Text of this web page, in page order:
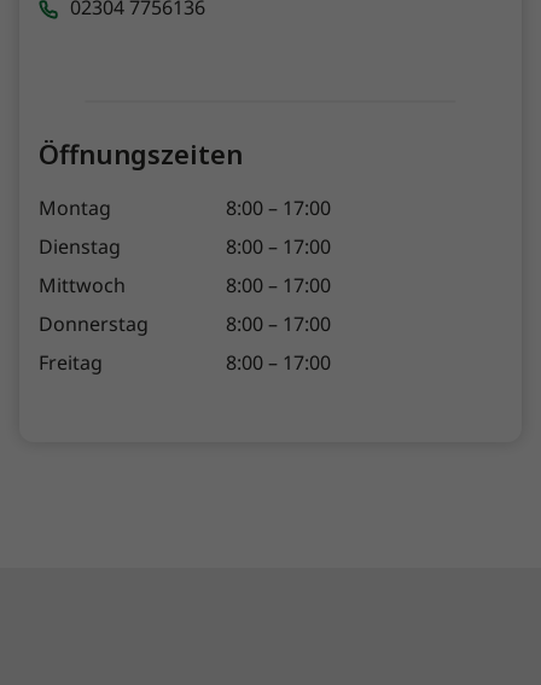
02304 7756136
Öffnungszeiten
Montag
Dienstag
Mittwoch
Donnerstag
Freitag
8:00 – 17:00
8:00 – 17:00
8:00 – 17:00
8:00 – 17:00
8:00 – 17:00